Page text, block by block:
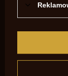
Liczba